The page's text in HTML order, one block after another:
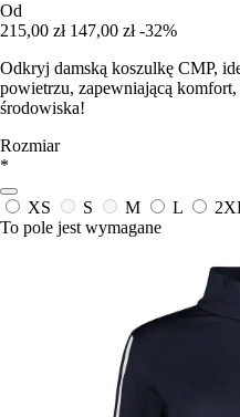
Od
215,00 zł 147,00 zł -32%
Odkryj damską koszulkę CMP,
powietrzu, zapewniającą
środowiska!
Rozmiar
*
XS S M L
To pole jest wymagane